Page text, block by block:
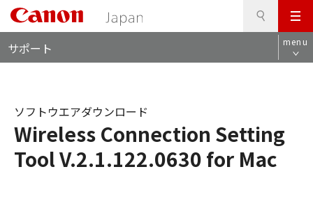
メ
ニ
ュ
サポート menu
Wireless Connection Setting
Tool V.2.1.122.0630 for Mac
ソフトウエアダウンロード